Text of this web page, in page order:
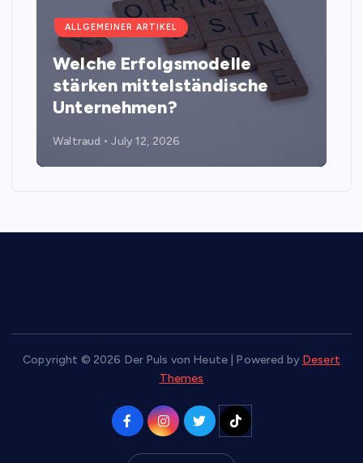
ALLGEMEINER ARTIKEL
Welche Erfolgsmodelle
stärken mittelständische
Unternehmen?
Waltraud July 12, 2026
Copyright © 2026 Der Puls von Heute | Powered by Desert
Themes